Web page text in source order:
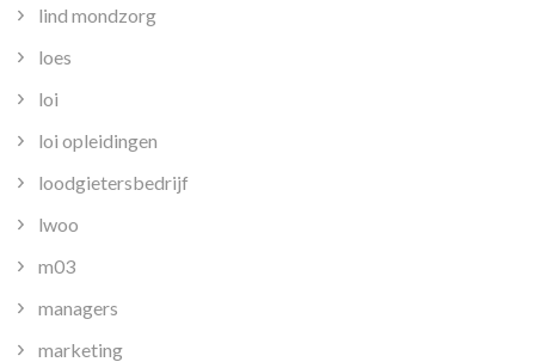
lind mondzorg
loes
loi
loi opleidingen
loodgietersbedrijf
lwoo
m03
managers
marketing